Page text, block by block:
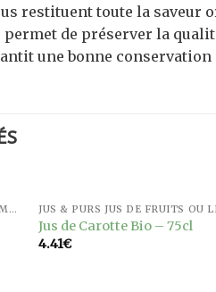
restituent toute la saveur
de préserver la
une bonne
JUS & PURS JUS DE FRUITS OU LÉGUMES
Jus de Carotte Bio – 75cl
4.41€